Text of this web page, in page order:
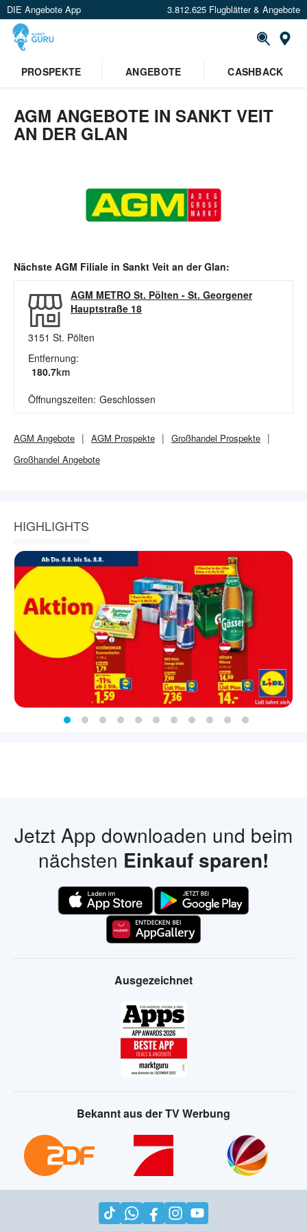
DIE Angebote App 3.812.625 Flugblätter & Angebote
PROSPEKTE
ANGEBOTE CASHBACK
AGM ANGEBOTE IN SANKT VEIT
AN DER GLAN
Nächste AGM Filiale in Sankt Veit an der Glan:
AGM METRO St. Pölten - St. Georgener
Hauptstraße 18
3151 St. Pölten
Entfernung:
180.7km
Öffnungszeiten: Geschlossen
AGM Angebote AGM Prospekte Großhandel Prospekte
Großhandel Angebote
HIGHLIGHTS
Jetzt App downloaden und beim
nächsten Einkauf sparen!
Ausgezeichnet
Bekannt aus der TV Werbung